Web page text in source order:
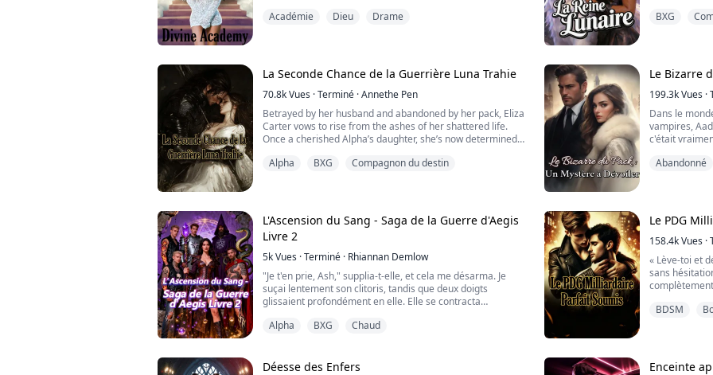
un sourire arrogant sur le visage.
l'attirant vers moi.
CETTE HISTOIRE EST UN REVERSE HAREM - À LIRE À VOS
RISQUES ET PÉRILS...
*****************...
Académie Dieu Drame
la louve la
recherche...
BXG
La Seconde Chance de la Guerrière Luna Trahie
70.8kVues ·Terminé ·Annethe Pen
Betrayed by her husband and abandoned by her pack, Eliza
Carter vows to rise from the ashes of her shattered life.
Once a cherished Alpha’s daughter, she’s now determined
regret it.
by...
Alpha BXG Compagnon du destin
Le Bizarre
199.3kVues ·
Dans le
vampires,
c'était
restait
continent.
Abandonné
L'Ascension du Sang - Saga de la Guerre d'Aegis
Livre 2
5kVues ·Terminé · Rhiannan Demlow
"Je t'en prie, Ash," supplia-t-elle, et cela me désarma. Je
suçai lentement son clitoris, tandis que deux doigts
glissaient profondément en elle. Elle se contracta
main emmêlée dans ses cheveux alors qu'elle prenait son
Alpha BXG Chaud
Le PDG
158.4kVues ·
« Lève-toi et
sans
Compris ?
BDSM
Déesse des Enfers Enceinte